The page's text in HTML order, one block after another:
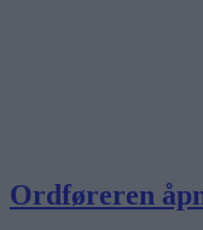
Ordføreren